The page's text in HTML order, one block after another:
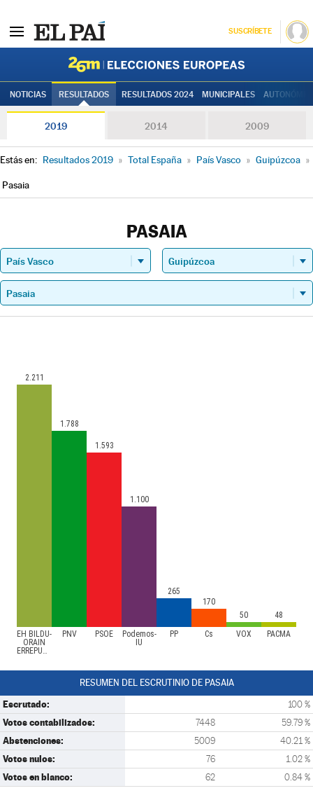
SUSCRÍBETE
NOTICIAS RESULTADOS RESULTADOS 2024 MUNICIPALES
2019 2014 2009
Estás en: Resultados 2019 » Total España » País Vasco » Guipúzcoa »
Pasaia
PASAIA
EH BILDU-
ORAIN
ERREPUBLIKAK
PNV PSOE
Podemos-
IU
PP Cs VOX PACMA
2.211
1.788
1.593
1.100
265
170
50
48
RESUMEN DEL ESCRUTINIO DE PASAIA
Escrutado: 100 %
Votos contabilizados: 7448 59.79 %
Abstenciones: 5009 40.21 %
Votos nulos: 76 1.02 %
Votos en blanco: 62 0.84 %